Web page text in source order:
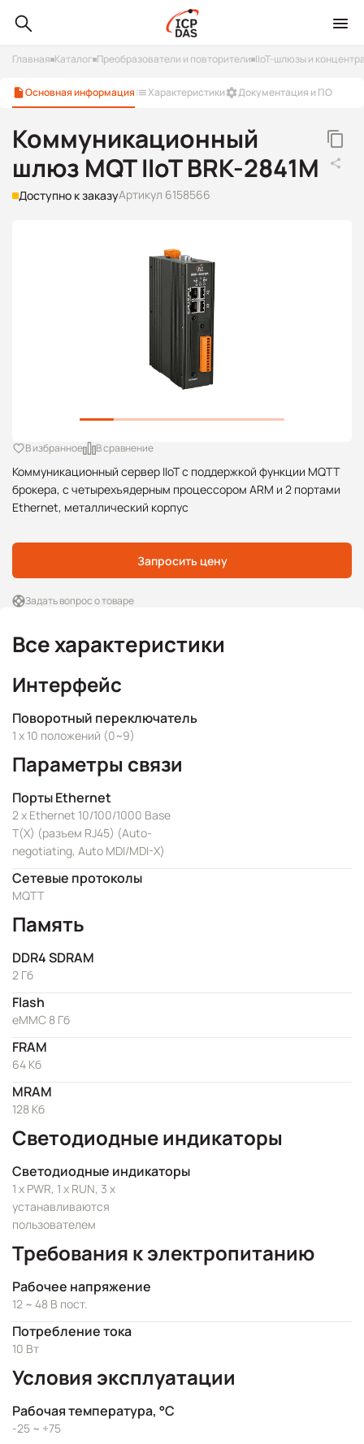
Главная Каталог Преобразователи и повторители IIoT-шлюзы и
Основная информация Характеристики Документация и ПО
Коммуникационный
шлюз MQT IIoT BRK-2841M
Доступно к заказуАртикул 6158566
Коммуникационный сервер IIoT с поддержкой функции MQTT
брокера, с четырехъядерным процессором ARM и 2 портами
Ethernet, металлический корпус
В избранное В сравнение
Запросить цену
Задать вопрос о товаре
Все характеристики
Интерфейс
Поворотный переключатель
1 x 10 положений (0~9)
Параметры связи
Порты Ethernet
2 x Ethernet 10/100/1000 Base
T(X) (разъем RJ45) (Auto-
negotiating, Auto MDI/MDI-X)
Сетевые протоколы
MQTT
Память
DDR4 SDRAM
2 Гб
Flash
eMMC 8 Гб
FRAM
64 Кб
MRAM
128 Кб
Светодиодные индикаторы
Светодиодные индикаторы
1 x PWR, 1 x RUN, 3 x
устанавливаются
пользователем
Требования к электропитанию
Рабочее напряжение
12 ~ 48 В пост.
Потребление тока
10 Вт
Условия эксплуатации
Рабочая температура, °C
-25 ~ +75